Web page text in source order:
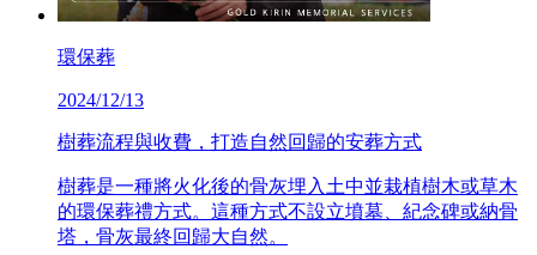
環保葬
2024/12/13
樹葬流程與收費，打造自然回歸的安葬方式
樹葬是一種將火化後的骨灰埋入土中並栽植樹木或草木
的環保葬禮方式。這種方式不設立墳墓、紀念碑或納骨
塔，骨灰最終回歸大自然。